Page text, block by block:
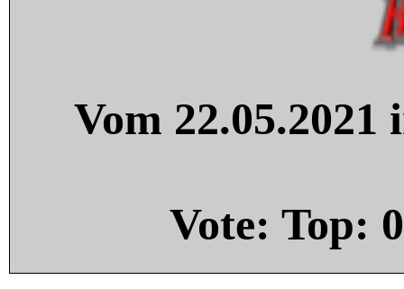
Vom
Vote: Top: 0